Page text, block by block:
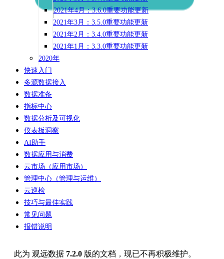
2021年4月：3.6.0重要功能更新
2021年3月：3.5.0重要功能更新
2021年2月：3.4.0重要功能更新
2021年1月：3.3.0重要功能更新
2020年
快速入门
多源数据接入
数据准备
指标中心
数据分析及可视化
仪表板洞察
AI助手
数据应用与消费
云市场（应用市场）
管理中心（管理与运维）
云巡检
技巧与最佳实践
常见问题
报错说明
此为 观远数据 7.2.0 版的文档，现已不再积极维护。